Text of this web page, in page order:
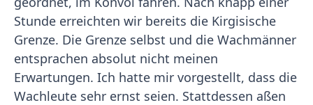
Stunde erreichten wir bereits die Kirgisische
Grenze. Die Grenze selbst und die Wachmänner
entsprachen absolut nicht meinen
Erwartungen. Ich hatte mir vorgestellt, dass die
Wachleute sehr ernst seien. Stattdessen aßen